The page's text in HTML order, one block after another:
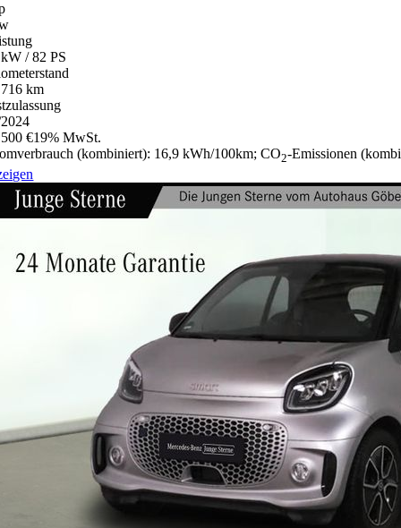
/ 82 PS
km
€19% MwSt.
(kombiniert): 16,9 kWh/100km;CO2-Emissionen